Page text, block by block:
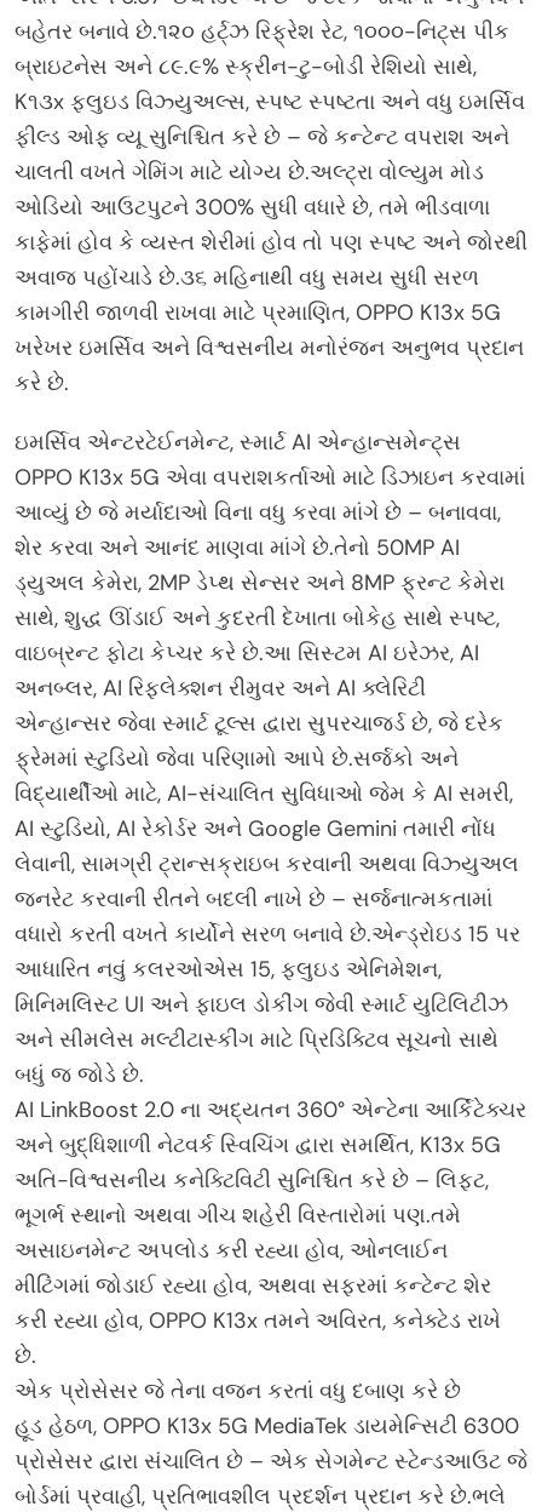
બહેતર બનાવે છે.૧૨૦ હર્ટ્ઝ રિફ્રેશ રેટ, ૧૦૦૦-નિટ્સ પીક
બ્રાઇટનેસ અને ૮૯.૯% સ્ક્રીન-ટુ-બોડી રેશિયો સાથે,
K૧૩x ફ્લુઇડ વિઝ્યુઅલ્સ, સ્પષ્ટ સ્પષ્ટતા અને વધુ ઇમર્સિવ
ફીલ્ડ ઓફ વ્યૂ સુનિશ્ચિત કરે છે – જે કન્ટેન્ટ વપરાશ અને
ચાલતી વખતે ગેમિંગ માટે યોગ્ય છે.અલ્ટ્રા વોલ્યુમ મોડ
ઓડિયો આઉટપુટને 300% સુધી વધારે છે, તમે ભીડવાળા
કાફેમાં હોવ કે વ્યસ્ત શેરીમાં હોવ તો પણ સ્પષ્ટ અને જોરથી
અવાજ પહોંચાડે છે.૩૬ મહિનાથી વધુ સમય સુધી સરળ
કામગીરી જાળવી રાખવા માટે પ્રમાણિત, OPPO K13x 5G
ખરેખર ઇમર્સિવ અને વિશ્વસનીય મનોરંજન અનુભવ પ્રદાન
કરે છે.
ઇમર્સિવ એન્ટરટેઈનમેન્ટ, સ્માર્ટ AI એન્હાન્સમેન્ટ્સ
OPPO K13x 5G એવા વપરાશકર્તાઓ માટે ડિઝાઇન કરવામાં
આવ્યું છે જે મર્યાદાઓ વિના વધુ કરવા માંગે છે – બનાવવા,
શેર કરવા અને આનંદ માણવા માંગે છે.તેનો 50MP AI
ડ્યુઅલ કેમેરા, 2MP ડેપ્થ સેન્સર અને 8MP ફ્રન્ટ કેમેરા
સાથે, શુદ્ધ ઊંડાઈ અને કુદરતી દેખાતા બોકેહ સાથે સ્પષ્ટ,
વાઇબ્રન્ટ ફોટા કેપ્ચર કરે છે.આ સિસ્ટમ AI ઇરેઝર, AI
અનબ્લર, AI રિફ્લેક્શન રીમુવર અને AI ક્લેરિટી
એન્હાન્સર જેવા સ્માર્ટ ટૂલ્સ દ્વારા સુપરચાર્જ્ડ છે, જે દરેક
ફ્રેમમાં સ્ટુડિયો જેવા પરિણામો આપે છે.સર્જકો અને
વિદ્યાર્થીઓ માટે, AI-સંચાલિત સુવિધાઓ જેમ કે AI સમરી,
AI સ્ટુડિયો, AI રેકોર્ડર અને Google Gemini તમારી નોંધ
લેવાની, સામગ્રી ટ્રાન્સક્રાઇબ કરવાની અથવા વિઝ્યુઅલ
જનરેટ કરવાની રીતને બદલી નાખે છે – સર્જનાત્મકતામાં
વધારો કરતી વખતે કાર્યોને સરળ બનાવે છે.એન્ડ્રોઇડ 15 પર
આધારિત નવું કલરઓએસ 15, ફ્લુઇડ એનિમેશન,
મિનિમલિસ્ટ UI અને ફાઇલ ડોકીંગ જેવી સ્માર્ટ યુટિલિટીઝ
અને સીમલેસ મલ્ટીટાસ્કીંગ માટે પ્રિડિક્ટિવ સૂચનો સાથે
બધું જ જોડે છે.
AI LinkBoost 2.0 ના અદ્યતન 360° એન્ટેના આર્કિટેક્ચર
અને બુદ્ધિશાળી નેટવર્ક સ્વિચિંગ દ્વારા સમર્થિત, K13x 5G
અતિ-વિશ્વસનીય કનેક્ટિવિટી સુનિશ્ચિત કરે છે – લિફ્ટ,
ભૂગર્ભ સ્થાનો અથવા ગીચ શહેરી વિસ્તારોમાં પણ.તમે
અસાઇનમેન્ટ અપલોડ કરી રહ્યા હોવ, ઓનલાઈન
મીટિંગમાં જોડાઈ રહ્યા હોવ, અથવા સફરમાં કન્ટેન્ટ શેર
કરી રહ્યા હોવ, OPPO K13x તમને અવિરત, કનેક્ટેડ રાખે
છે.
એક પ્રોસેસર જે તેના વજન કરતાં વધુ દબાણ કરે છે
હૂડ હેઠળ, OPPO K13x 5G MediaTek ડાયમેન્સિટી 6300
પ્રોસેસર દ્વારા સંચાલિત છે – એક સેગમેન્ટ સ્ટેન્ડઆઉટ જે
બોર્ડમાં પ્રવાહી, પ્રતિભાવશીલ પ્રદર્શન પ્રદાન કરે છે.ભલે